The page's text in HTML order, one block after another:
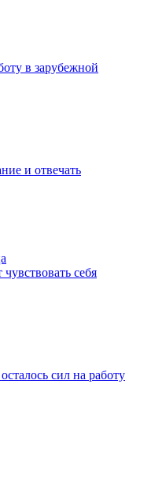
в зарубежной
и отвечать
себя
сил на работу